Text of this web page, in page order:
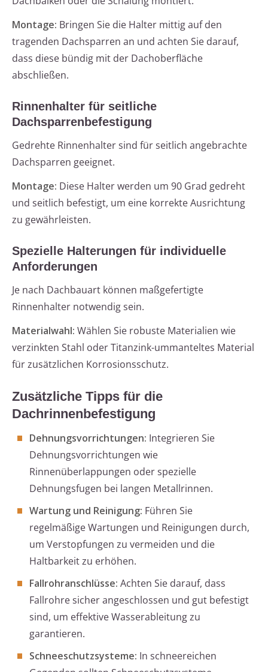
Montage: Bringen Sie die Halter mittig auf den
tragenden Dachsparren an und achten Sie darauf,
dass diese bündig mit der Dachoberfläche
abschließen.
Rinnenhalter für seitliche
Dachsparrenbefestigung
Gedrehte Rinnenhalter sind für seitlich angebrachte
Dachsparren geeignet.
Montage: Diese Halter werden um 90 Grad gedreht
und seitlich befestigt, um eine korrekte Ausrichtung
zu gewährleisten.
Spezielle Halterungen für individuelle
Anforderungen
Je nach Dachbauart können maßgefertigte
Rinnenhalter notwendig sein.
Materialwahl: Wählen Sie robuste Materialien wie
verzinkten Stahl oder Titanzink-ummanteltes Material
für zusätzlichen Korrosionsschutz.
Zusätzliche Tipps für die
Dachrinnenbefestigung
Dehnungsvorrichtungen: Integrieren Sie
Dehnungsvorrichtungen wie
Rinnenüberlappungen oder spezielle
Dehnungsfugen bei langen Metallrinnen.
Wartung und Reinigung: Führen Sie
regelmäßige Wartungen und Reinigungen durch,
um Verstopfungen zu vermeiden und die
Haltbarkeit zu erhöhen.
Fallrohranschlüsse: Achten Sie darauf, dass
Fallrohre sicher angeschlossen und gut befestigt
sind, um effektive Wasserableitung zu
garantieren.
Schneeschutzsysteme: In schneereichen